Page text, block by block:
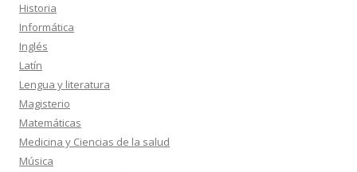
Historia
Informática
Inglés
Latín
Lengua y literatura
Magisterio
Matemáticas
Medicina y Ciencias de la salud
Música